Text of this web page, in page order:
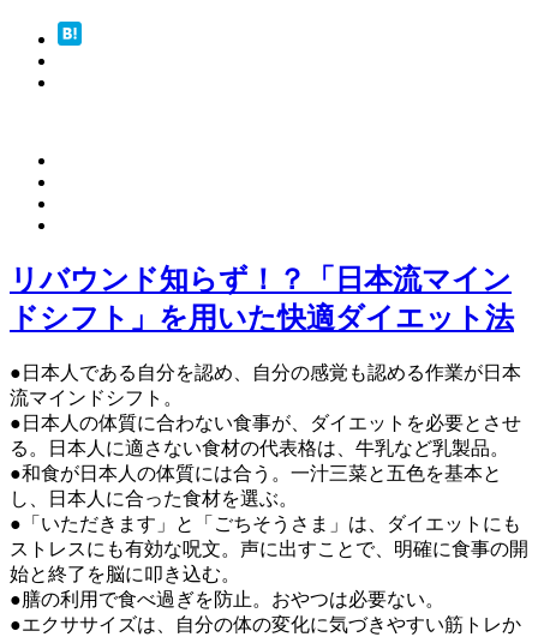
リバウンド知らず！？「日本流マイン
ドシフト」を用いた快適ダイエット法
●日本人である自分を認め、自分の感覚も認める作業が日本
流マインドシフト。
●日本人の体質に合わない食事が、ダイエットを必要とさせ
る。日本人に適さない食材の代表格は、牛乳など乳製品。
●和食が日本人の体質には合う。一汁三菜と五色を基本と
し、日本人に合った食材を選ぶ。
●「いただきます」と「ごちそうさま」は、ダイエットにも
ストレスにも有効な呪文。声に出すことで、明確に食事の開
始と終了を脳に叩き込む。
●膳の利用で食べ過ぎを防止。おやつは必要ない。
●エクササイズは、自分の体の変化に気づきやすい筋トレか